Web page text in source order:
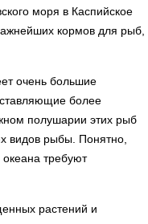
моря в Каспийское
кормов для рыб,
очень большие
более
полушарии этих рыб
видов рыбы. Понятно,
требуют
растений и